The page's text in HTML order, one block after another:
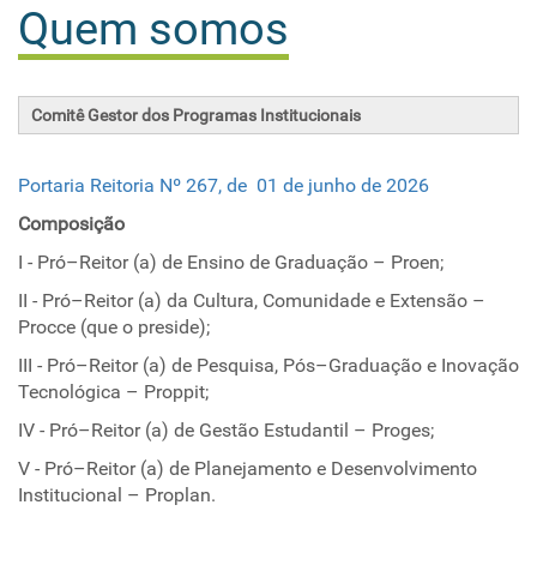
Quem somos
Comitê Gestor dos Programas Institucionais
Portaria Reitoria Nº 267, de 01 de junho de 2026
Composição
I - Pró–Reitor (a) de Ensino de Graduação – Proen;
II - Pró–Reitor (a) da Cultura, Comunidade e Extensão –
Procce (que o preside);
III - Pró–Reitor (a) de Pesquisa, Pós–Graduação e Inovação
Tecnológica – Proppit;
IV - Pró–Reitor (a) de Gestão Estudantil – Proges;
V - Pró–Reitor (a) de Planejamento e Desenvolvimento
Institucional – Proplan.